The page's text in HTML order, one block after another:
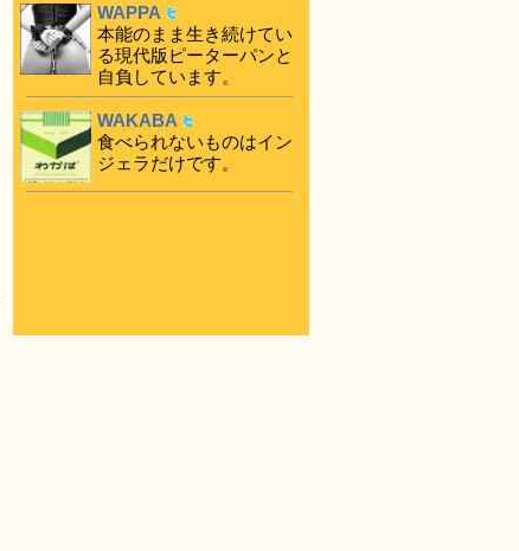
WAPPA
本能のまま生き続けてい
る現代版ピーターパンと
自負しています。
WAKABA
食べられないものはイン
ジェラだけです。